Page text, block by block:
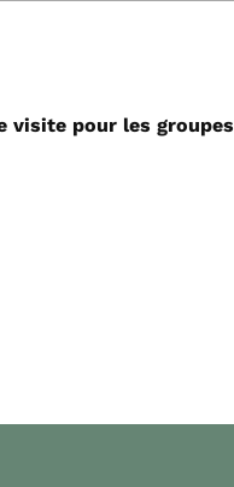
visite pour les groupes